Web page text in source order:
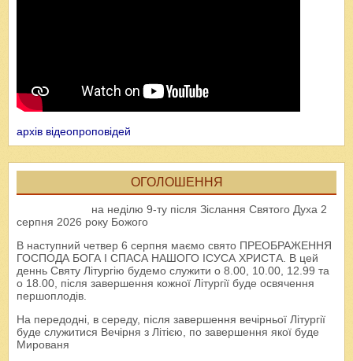
архів відеопроповідей
ОГОЛОШЕННЯ
на неділю 9-ту після Зіслання Святого Духа 2
серпня 2026 року Божого
В наступний четвер 6 серпня маємо свято ПРЕОБРАЖЕННЯ
ГОСПОДА БОГА І СПАСА НАШОГО ІСУСА ХРИСТА. В цей
деннь Святу Літургію будемо служити о 8.00, 10.00, 12.99 та
о 18.00, після завершення кожної Літургії буде освячення
першоплодів.
На передодні, в середу, після завершення вечірньої Літургії
буде служитися Вечірня з Літією, по завершення якої буде
Мированя